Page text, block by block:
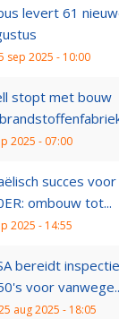
levert 61
sep 2025 - 10:00
stopt met bouw
2025 - 07:00
succes
ombouw tot...
2025 - 14:55
bereidt
voor
aug 2025 - 18:05